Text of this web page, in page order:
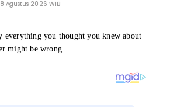
Agustus 2026 WIB